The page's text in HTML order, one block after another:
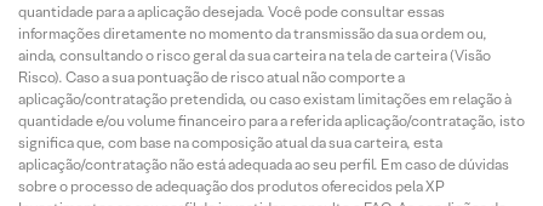
quantidade para a aplicação desejada. Você pode consultar essas
informações diretamente no momento da transmissão da sua ordem ou,
ainda, consultando o risco geral da sua carteira na tela de carteira (Visão
Risco). Caso a sua pontuação de risco atual não comporte a
aplicação/contratação pretendida, ou caso existam limitações em relação à
quantidade e/ou volume financeiro para a referida aplicação/contratação, isto
significa que, com base na composição atual da sua carteira, esta
aplicação/contratação não está adequada ao seu perfil. Em caso de dúvidas
sobre o processo de adequação dos produtos oferecidos pela XP